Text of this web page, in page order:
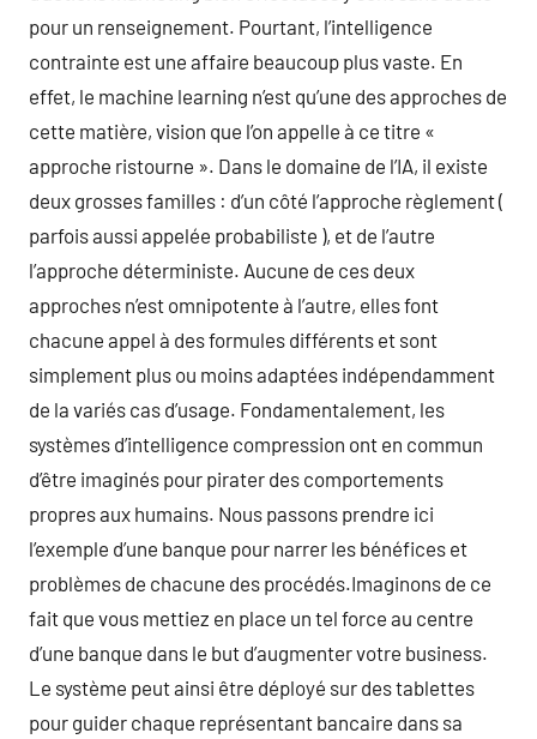
pour un renseignement. Pourtant, l’intelligence
contrainte est une affaire beaucoup plus vaste. En
effet, le machine learning n’est qu’une des approches de
cette matière, vision que l’on appelle à ce titre «
approche ristourne ». Dans le domaine de l’IA, il existe
deux grosses familles : d’un côté l’approche règlement (
parfois aussi appelée probabiliste ), et de l’autre
l’approche déterministe. Aucune de ces deux
approches n’est omnipotente à l’autre, elles font
chacune appel à des formules différents et sont
simplement plus ou moins adaptées indépendamment
de la variés cas d’usage. Fondamentalement, les
systèmes d’intelligence compression ont en commun
d’être imaginés pour pirater des comportements
propres aux humains. Nous passons prendre ici
l’exemple d’une banque pour narrer les bénéfices et
problèmes de chacune des procédés.Imaginons de ce
fait que vous mettiez en place un tel force au centre
d’une banque dans le but d’augmenter votre business.
Le système peut ainsi être déployé sur des tablettes
pour guider chaque représentant bancaire dans sa